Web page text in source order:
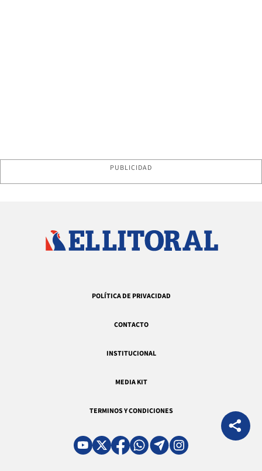
PUBLICIDAD
POLÍTICA DE PRIVACIDAD
CONTACTO
INSTITUCIONAL
MEDIA KIT
TERMINOS Y CONDICIONES